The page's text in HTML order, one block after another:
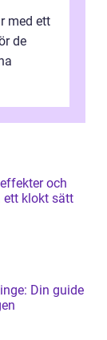
med ett
de
och
ett klokt sätt
Din guide